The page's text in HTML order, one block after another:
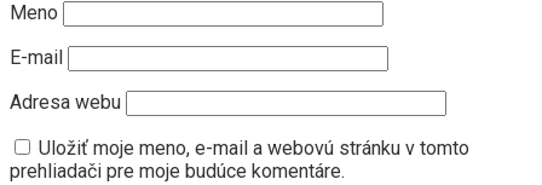
Meno
E-mail
Adresa webu
Uložiť moje meno, e-mail a webovú stránku v tomto
prehliadači pre moje budúce komentáre.